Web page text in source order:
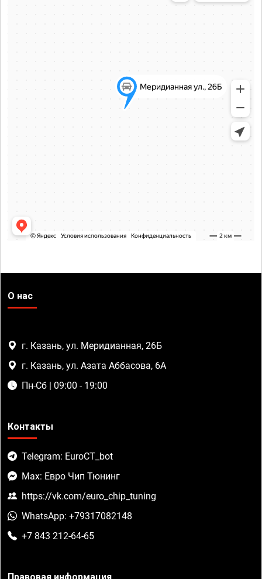
О нас
г. Казань, ул. Меридианная, 26Б
г. Казань, ул. Азата Аббасова, 6А
Пн-Сб | 09:00 - 19:00
Контакты
Telegram: EuroCT_bot
Max: Евро Чип Тюнинг
https://vk.com/euro_chip_tuning
WhatsApp: +79317082148
+7 843 212-64-65